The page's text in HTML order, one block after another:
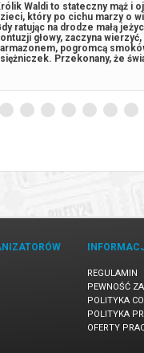
Waldi to stateczny mąż i
który po cichu marzy o
ratując na drodze małą
głowy, zaczyna
pogromcą
Przekonany, że
czekających go wyzwań,
by walczyć ze złem i nieść
boku zaś kroczy Hela,...
REGULAMIN
PEWNOŚĆ
POLITYKA
POLITYKA
OFERTY